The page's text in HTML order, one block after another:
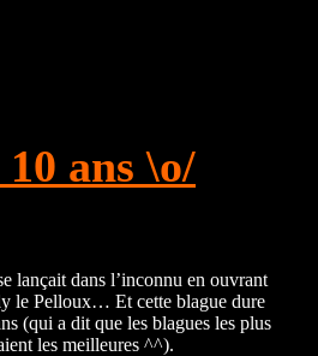
ans \o/
lançait dans l’inconnu en ouvrant
le Pelloux… Et cette blague dure
(qui a dit que les blagues les plus
les meilleures ^^).